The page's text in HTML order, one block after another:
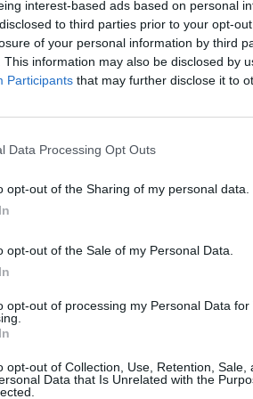
interest-based ads based on personal
to third parties prior to your opt-
of your personal information by third
This information may also be disclosed by
Participants that may further disclose it to
Data Processing Opt Outs
opt-out of the Sharing of my personal data.
opt-out of the Sale of my Personal Data.
opt-out of processing my Personal Data for
opt-out of Collection, Use, Retention, Sale,
Data that Is Unrelated with the
liko
netoli Druskininkų vėjas
|
Sinoptikai atsakė, kokiais
Žinios Orai